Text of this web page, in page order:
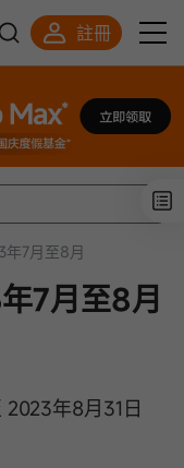
註冊
7月至8月
7月至8月
2023年8月31日